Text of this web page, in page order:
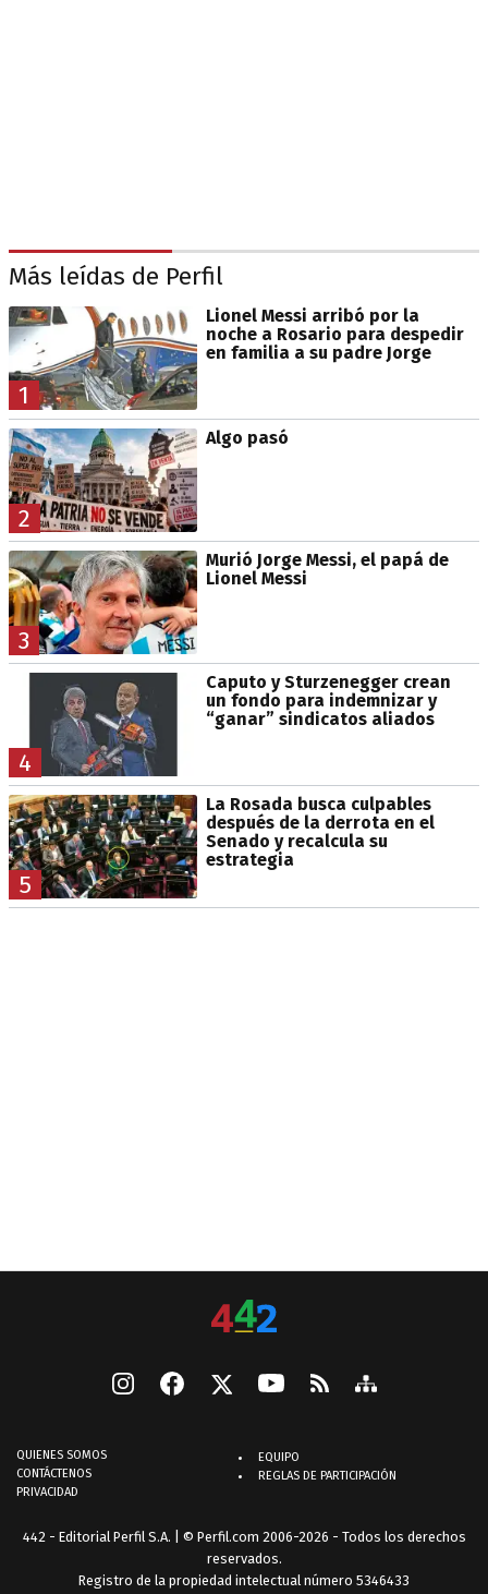
Más leídas de Perfil
1
Lionel Messi arribó por la
noche a Rosario para despedir
en familia a su padre Jorge
2
Algo pasó
3
Murió Jorge Messi, el papá de
Lionel Messi
4
Caputo y Sturzenegger crean
un fondo para indemnizar y
“ganar” sindicatos aliados
5
La Rosada busca culpables
después de la derrota en el
Senado y recalcula su
estrategia
QUIENES SOMOS
CONTÁCTENOS
PRIVACIDAD
EQUIPO
REGLAS DE PARTICIPACIÓN
442 - Editorial Perfil S.A. | © Perfil.com 2006-2026 - Todos los derechos
reservados.
Registro de la propiedad intelectual número 5346433